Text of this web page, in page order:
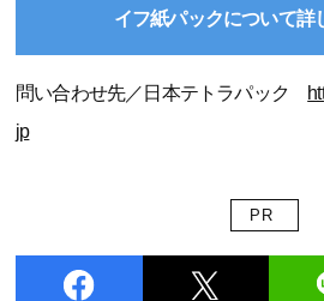
イフ紙パックについて詳
問い合わせ先／日本テトラパック
jp
PR